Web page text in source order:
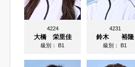
4224
大橋 栄里佳
級別：B1
4231
鈴木 裕隆
級別：B1